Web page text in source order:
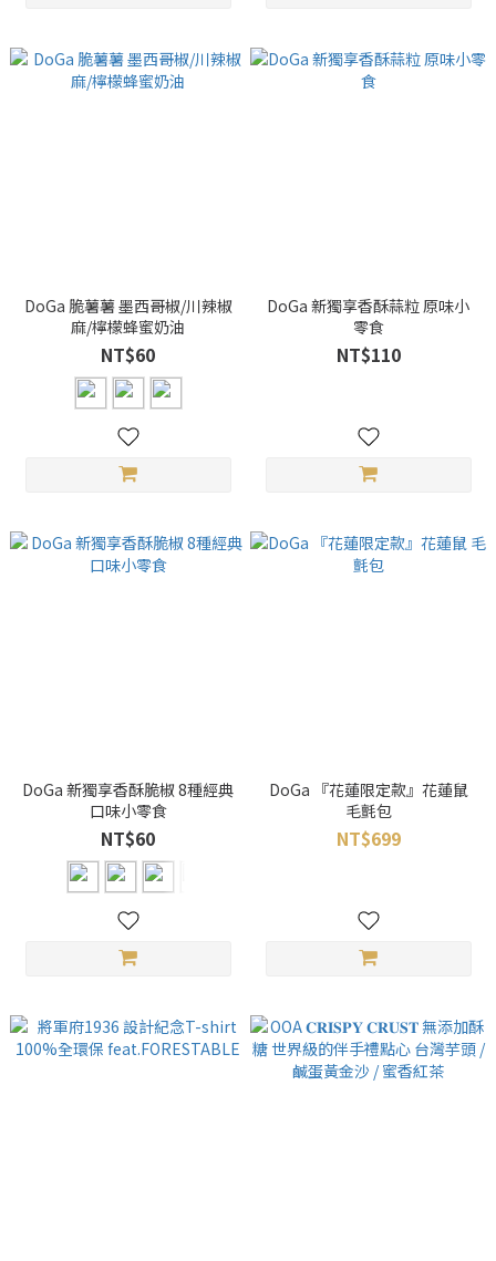
DoGa 脆薯薯 墨西哥椒/川辣椒
麻/檸檬蜂蜜奶油
NT$60
DoGa 新獨享香酥蒜粒 原味小
零食
NT$110
DoGa 新獨享香酥脆椒 8種經典
口味小零食
NT$60
DoGa 『花蓮限定款』花蓮鼠
毛氈包
NT$699